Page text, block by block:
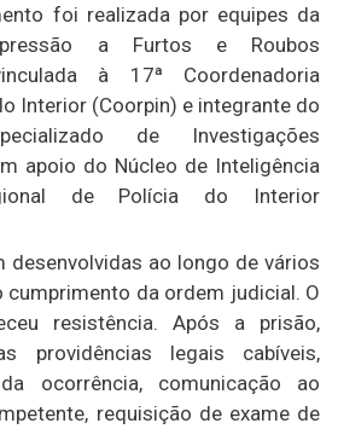
foi realizada por equipes da
a Furtos e Roubos
à 17ª Coordenadoria
Interior (Coorpin) e integrante do
de Investigações
apoio do Núcleo de Inteligência
de Polícia do Interior
desenvolvidas ao longo de vários
cumprimento da ordem judicial. O
resistência. Após a prisão,
providências legais cabíveis,
ocorrência, comunicação ao
requisição de exame de